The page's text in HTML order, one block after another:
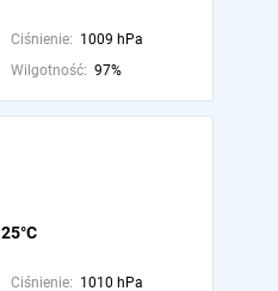
Ciśnienie: 1009 hPa
Wilgotność: 97%
25°C
Ciśnienie: 1010 hPa